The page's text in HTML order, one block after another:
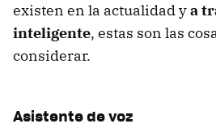
existen en la actualidad ya
inteligente, estas son las
considerar.
Asistente de voz